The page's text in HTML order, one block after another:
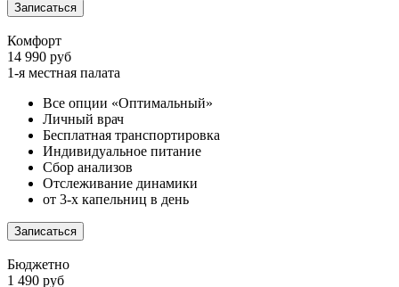
Записаться
Комфорт
14 990 руб
1-я местная палата
Все опции «Оптимальный»
Личный врач
Бесплатная транспортировка
Индивидуальное питание
Сбор анализов
Отслеживание динамики
от 3-х капельниц в день
Записаться
Бюджетно
1 490 руб